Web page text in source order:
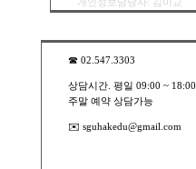
☎︎ 02.547.3303
상담시간. 평일 09:00 ~ 18:00
주말 예약 상담가능
✉️ sguhakedu@gmail.com